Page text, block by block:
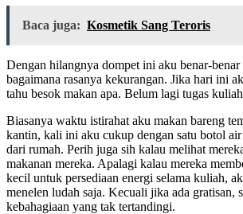
Baca juga: Kosmetik Sang Teroris
Dengan hilangnya dompet ini aku benar-benar
bagaimana rasanya kekurangan. Jika hari ini
tahu besok makan apa. Belum lagi tugas
Biasanya waktu istirahat aku makan bareng
kantin, kali ini aku cukup dengan satu botol
dari rumah. Perih juga sih kalau melihat
makanan mereka. Apalagi kalau mereka
kecil untuk persediaan energi selama kuliah,
menelen ludah saja. Kecuali jika ada gratisan,
kebahagiaan yang tak tertandingi.